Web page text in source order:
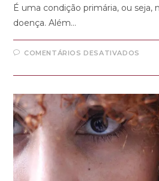
É uma condição primária, ou seja,
doença. Além…
COMENTÁRIOS DESATIVADOS